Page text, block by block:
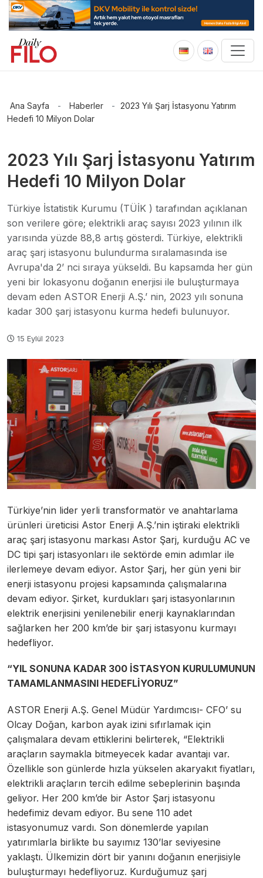
Ana Sayfa - Haberler - 2023 Yılı Şarj İstasyonu Yatırım
Hedefi 10 Milyon Dolar
2023 Yılı Şarj İstasyonu Yatırım
Hedefi 10 Milyon Dolar
Türkiye İstatistik Kurumu (TÜİK ) tarafından açıklanan
son verilere göre; elektrikli araç sayısı 2023 yılının ilk
yarısında yüzde 88,8 artış gösterdi. Türkiye, elektrikli
araç şarj istasyonu bulundurma sıralamasında ise
Avrupa'da 2’ nci sıraya yükseldi. Bu kapsamda her gün
yeni bir lokasyonu doğanın enerjisi ile buluşturmaya
devam eden ASTOR Enerji A.Ş.’ nin, 2023 yılı sonuna
kadar 300 şarj istasyonu kurma hedefi bulunuyor.
15 Eylül 2023
Türkiye’nin lider yerli transformatör ve anahtarlama
ürünleri üreticisi Astor Enerji A.Ş.’nin iştiraki elektrikli
araç şarj istasyonu markası Astor Şarj, kurduğu AC ve
DC tipi şarj istasyonları ile sektörde emin adımlar ile
ilerlemeye devam ediyor. Astor Şarj, her gün yeni bir
enerji istasyonu projesi kapsamında çalışmalarına
devam ediyor. Şirket, kurdukları şarj istasyonlarının
elektrik enerjisini yenilenebilir enerji kaynaklarından
sağlarken her 200 km’de bir şarj istasyonu kurmayı
hedefliyor.
“YIL SONUNA KADAR 300 İSTASYON KURULUMUNUN
TAMAMLANMASINI HEDEFLİYORUZ”
ASTOR Enerji A.Ş. Genel Müdür Yardımcısı- CFO’ su
Olcay Doğan, karbon ayak izini sıfırlamak için
çalışmalara devam ettiklerini belirterek, “Elektrikli
araçların saymakla bitmeyecek kadar avantajı var.
Özellikle son günlerde hızla yükselen akaryakıt fiyatları,
elektrikli araçların tercih edilme sebeplerinin başında
geliyor. Her 200 km’de bir Astor Şarj istasyonu
hedefimiz devam ediyor. Bu sene 110 adet
istasyonumuz vardı. Son dönemlerde yapılan
yatırımlarla birlikte bu sayımız 130’lar seviyesine
yaklaştı. Ülkemizin dört bir yanını doğanın enerjisiyle
buluşturmayı hedefliyoruz. Kurduğumuz şarj